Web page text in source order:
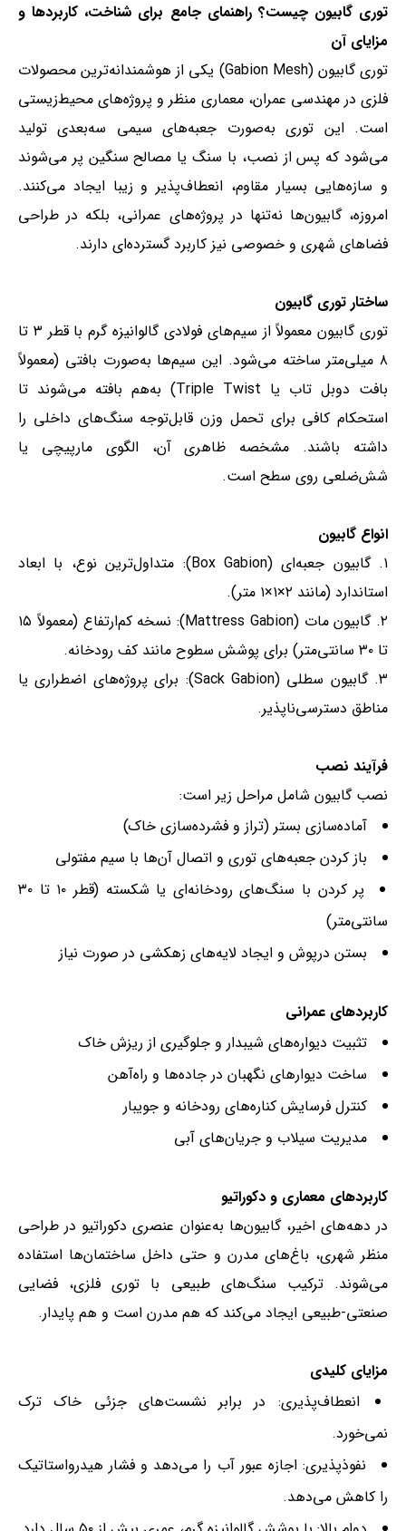
توری گابیون چیست؟ راهنمای جامع برای شناخت، کاربردها و
مزایای آن
توری گابیون (Gabion Mesh) یکی از هوشمندانه‌ترین محصولات
فلزی در مهندسی عمران، معماری منظر و پروژه‌های محیط‌زیستی
است. این توری به‌صورت جعبه‌های سیمی سه‌بعدی تولید
می‌شود که پس از نصب، با سنگ یا مصالح سنگین پر می‌شوند
و سازه‌هایی بسیار مقاوم، انعطاف‌پذیر و زیبا ایجاد می‌کنند.
امروزه، گابیون‌ها نه‌تنها در پروژه‌های عمرانی، بلکه در طراحی
فضاهای شهری و خصوصی نیز کاربرد گسترده‌ای دارند.
ساختار توری گابیون
توری گابیون معمولاً از سیم‌های فولادی گالوانیزه گرم با قطر ۳ تا
۸ میلی‌متر ساخته می‌شود. این سیم‌ها به‌صورت بافتی (معمولاً
بافت دوبل تاب یا Triple Twist) به‌هم بافته می‌شوند تا
استحکام کافی برای تحمل وزن قابل‌توجه سنگ‌های داخلی را
داشته باشند. مشخصه ظاهری آن، الگوی مارپیچی یا
شش‌ضلعی روی سطح است.
انواع گابیون
۱. گابیون جعبه‌ای (Box Gabion): متداول‌ترین نوع، با ابعاد
استاندارد (مانند ۲×۱×۱ متر).
۲. گابیون مات (Mattress Gabion): نسخه کم‌ارتفاع (معمولاً ۱۵
تا ۳۰ سانتی‌متر) برای پوشش سطوح مانند کف رودخانه.
۳. گابیون سطلی (Sack Gabion): برای پروژه‌های اضطراری یا
مناطق دسترسی‌ناپذیر.
فرآیند نصب
نصب گابیون شامل مراحل زیر است:
آماده‌سازی بستر (تراز و فشرده‌سازی خاک)
باز کردن جعبه‌های توری و اتصال آن‌ها با سیم مفتولی
پر کردن با سنگ‌های رودخانه‌ای یا شکسته (قطر ۱۰ تا ۳۰
سانتی‌متر)
بستن درپوش و ایجاد لایه‌های زهکشی در صورت نیاز
کاربردهای عمرانی
تثبیت دیواره‌های شیبدار و جلوگیری از ریزش خاک
ساخت دیوارهای نگهبان در جاده‌ها و راه‌آهن
کنترل فرسایش کناره‌های رودخانه و جویبار
مدیریت سیلاب و جریان‌های آبی
کاربردهای معماری و دکوراتیو
در دهه‌های اخیر، گابیون‌ها به‌عنوان عنصری دکوراتیو در طراحی
منظر شهری، باغ‌های مدرن و حتی داخل ساختمان‌ها استفاده
می‌شوند. ترکیب سنگ‌های طبیعی با توری فلزی، فضایی
صنعتی-طبیعی ایجاد می‌کند که هم مدرن است و هم پایدار.
مزایای کلیدی
انعطاف‌پذیری: در برابر نشست‌های جزئی خاک ترک
نمی‌خورد.
نفوذپذیری: اجازه عبور آب را می‌دهد و فشار هیدرواستاتیک
را کاهش می‌دهد.